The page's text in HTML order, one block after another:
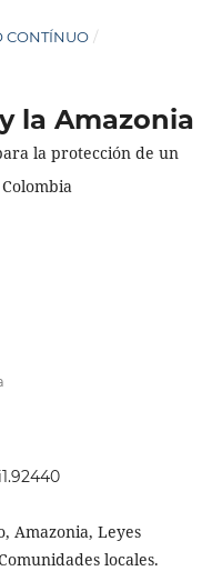
CONTÍNUO /
la Amazonia
la protección de un
Amazonia, Leyes
locales.